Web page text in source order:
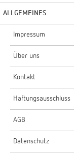
ALLGEMEINES
Impressum
Über uns
Kontakt
Haftungsausschluss
AGB
Datenschutz